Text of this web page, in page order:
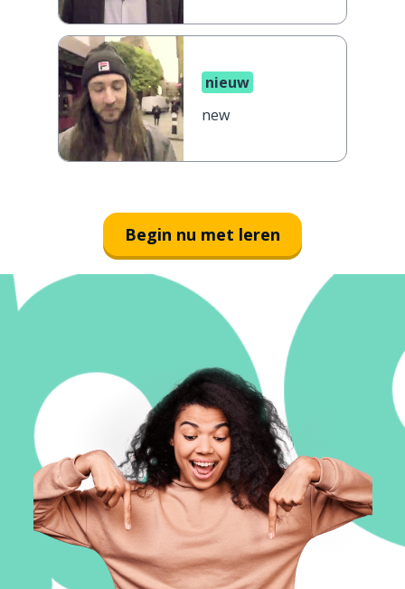
nieuw
new
Begin nu met leren